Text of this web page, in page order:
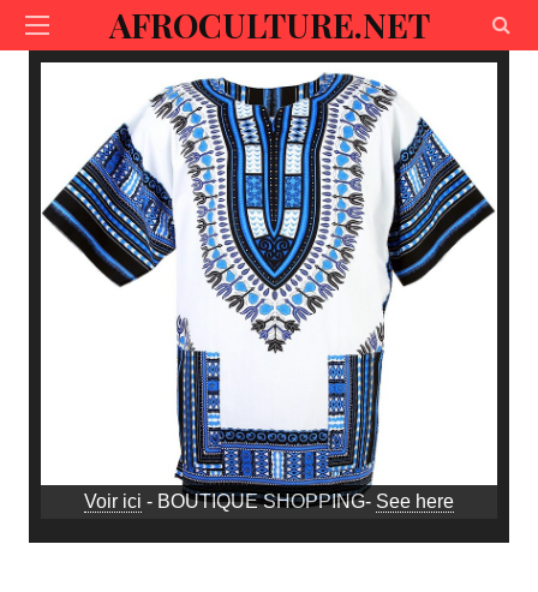
AFROCULTURE.NET
Voir ici - BOUTIQUE SHOPPING- See here